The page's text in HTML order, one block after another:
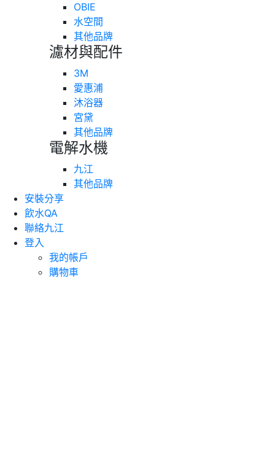
OBIE
水空間
其他品牌
濾材與配件
3M
愛惠浦
沐浴器
宮黛
其他品牌
電解水機
九江
其他品牌
安裝分享
飲水QA
聯絡九江
登入
我的帳戶
購物車